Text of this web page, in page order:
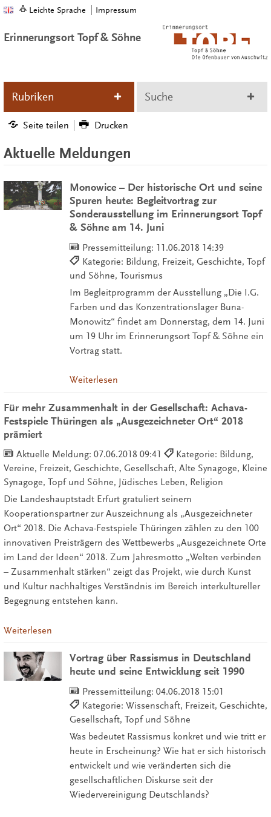
Leichte Sprache Impressum
Erinnerungsort Topf & Söhne
Rubriken Suche
Seite teilen Drucken
Aktuelle Meldungen
Monowice – Der historische Ort und seine
Spuren heute: Begleitvortrag zur
Sonderausstellung im Erinnerungsort Topf
& Söhne am 14. Juni
Pressemitteilung: 11.06.2018 14:39
Kategorie: Bildung, Freizeit, Geschichte, Topf
und Söhne, Tourismus
Im Begleitprogramm der Ausstellung „Die I.G.
Farben und das Konzentrationslager Buna-
Monowitz“ findet am Donnerstag, dem 14. Juni
um 19 Uhr im Erinnerungsort Topf & Söhne ein
Vortrag statt.
Weiterlesen
Für mehr Zusammenhalt in der Gesellschaft: Achava-
Festspiele Thüringen als „Ausgezeichneter Ort“ 2018
prämiert
Aktuelle Meldung: 07.06.2018 09:41
Kategorie: Bildung,
Vereine, Freizeit, Geschichte, Gesellschaft, Alte Synagoge, Kleine
Synagoge, Topf und Söhne, Jüdisches Leben, Religion
Die Landeshauptstadt Erfurt gratuliert seinem
Kooperationspartner zur Auszeichnung als „Ausgezeichneter
Ort“ 2018. Die Achava-Festspiele Thüringen zählen zu den 100
innovativen Preisträgern des Wettbewerbs „Ausgezeichnete Orte
im Land der Ideen“ 2018. Zum Jahresmotto „Welten verbinden
– Zusammenhalt stärken“ zeigt das Projekt, wie durch Kunst
und Kultur nachhaltiges Verständnis im Bereich interkultureller
Begegnung entstehen kann.
Weiterlesen
Vortrag über Rassismus in Deutschland
heute und seine Entwicklung seit 1990
Pressemitteilung: 04.06.2018 15:01
Kategorie: Wissenschaft, Freizeit, Geschichte,
Gesellschaft, Topf und Söhne
Was bedeutet Rassismus konkret und wie tritt er
heute in Erscheinung? Wie hat er sich historisch
entwickelt und wie veränderten sich die
gesellschaftlichen Diskurse seit der
Wiedervereinigung Deutschlands?